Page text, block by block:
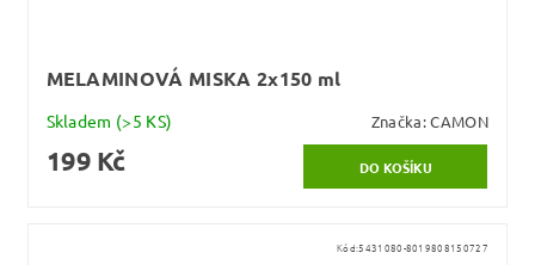
MELAMINOVÁ MISKA 2x150 ml
Skladem (>5 KS) Značka:CAMON
199 Kč
Kód:5431080-8019808150727